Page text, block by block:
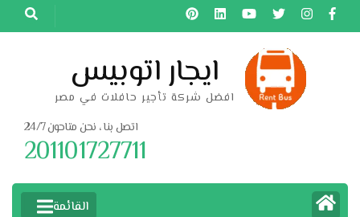
تخطى
إلى
ايجار اتوبيس
افضل شركة تأجير حافلات في مصر
اتصل بنا ، نحن متاحون 24/7
201101727711
القائمة